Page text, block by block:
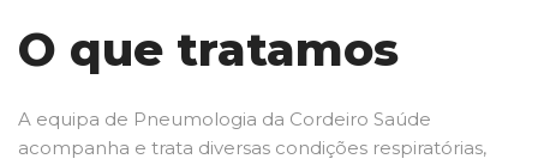
O que tratamos
A equipa de Pneumologia da Cordeiro Saúde
acompanha e trata diversas condições respiratórias,